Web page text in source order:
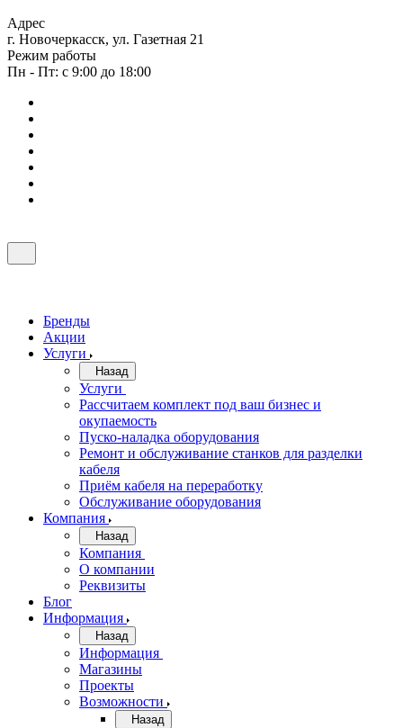
Адрес
г. Новочеркасск, ул. Газетная 21
Режим работы
Пн - Пт: с 9:00 до 18:00
Бренды
Акции
Услуги
Назад
Услуги
Рассчитаем комплект под ваш бизнес и
окупаемость
Пуско-наладка оборудования
Ремонт и обслуживание станков для разделки
кабеля
Приём кабеля на переработку
Обслуживание оборудования
Компания
Назад
Компания
О компании
Реквизиты
Блог
Информация
Назад
Информация
Магазины
Проекты
Возможности
Назад